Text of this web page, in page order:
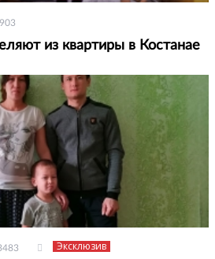
из квартиры в Костанае
Эксклюзив